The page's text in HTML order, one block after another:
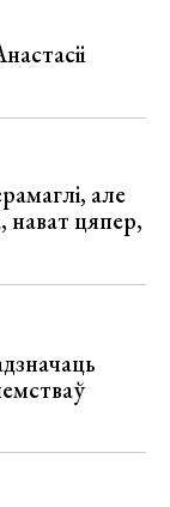
але
нават цяпер,